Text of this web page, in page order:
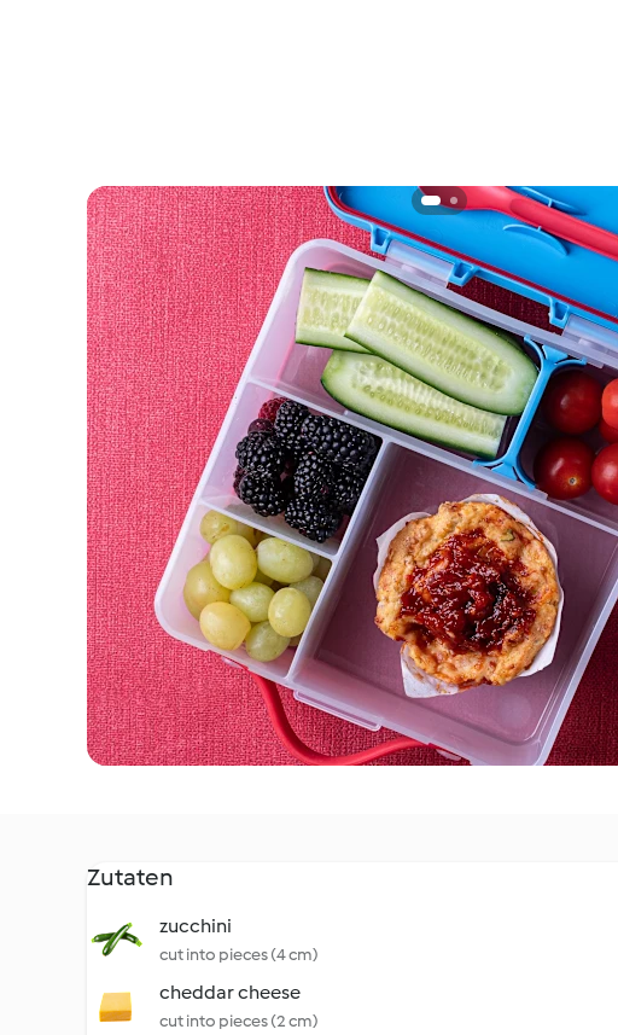
Zutaten
zucchini
cut into pieces (4 cm)
cheddar cheese
cut into pieces (2 cm)